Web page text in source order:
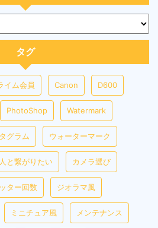
タグ
イム会員 Canon D600
PhotoShop Watermark
グラム ウォーターマーク
と繋がりたい カメラ選び
ター回数 ジオラマ風
ミニチュア風 メンテナンス